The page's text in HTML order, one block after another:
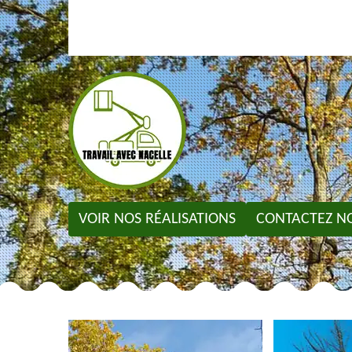
VOIR NOS RÉALISATIONS CONTACTEZ